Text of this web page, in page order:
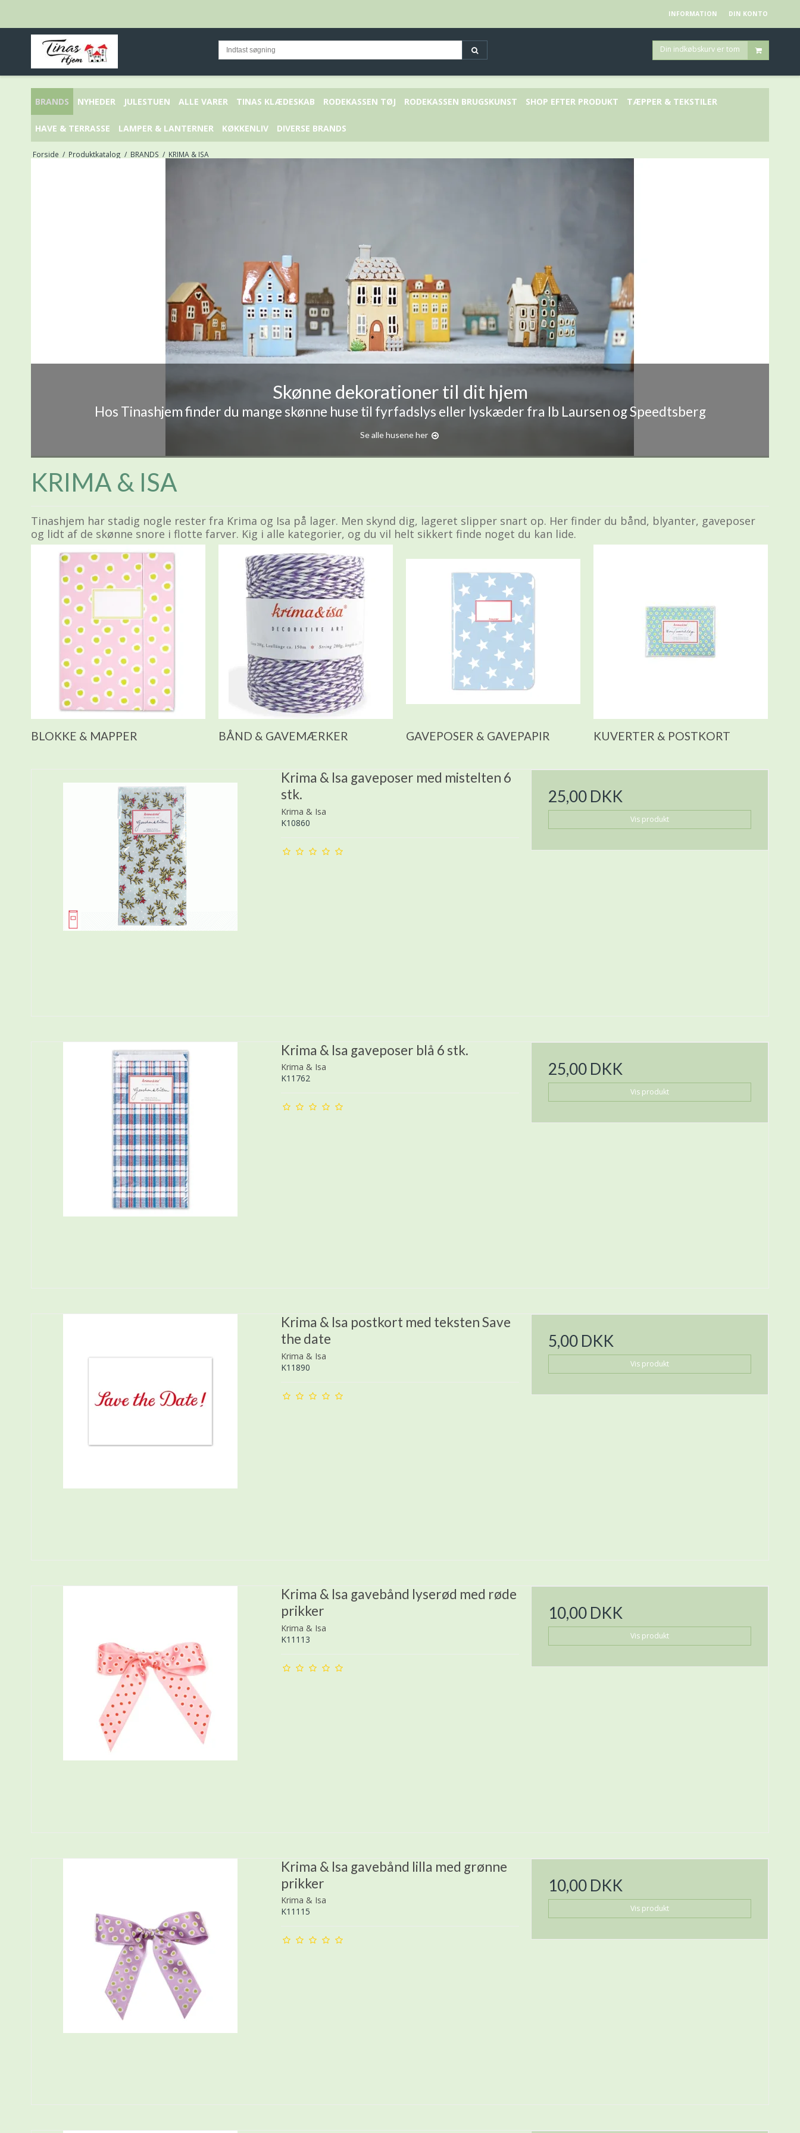
INFORMATION DIN KONTO
Din indkøbskurv er tom
BRANDS NYHEDER JULESTUEN ALLE VARER TINAS KLÆDESKAB RODEKASSEN TØJ RODEKASSEN BRUGSKUNST SHOP EFTER PRODUKT TÆPPER & TEKSTILER
HAVE & TERRASSE LAMPER & LANTERNER KØKKENLIV DIVERSE BRANDS
Forside / Produktkatalog / BRANDS / KRIMA & ISA
Skønne dekorationer til dit hjem
Hos Tinashjem finder du mange skønne huse til fyrfadslys eller lyskæder fra Ib Laursen og Speedtsberg
Se alle husene her
KRIMA & ISA
Tinashjem har stadig nogle rester fra Krima og Isa på lager. Men skynd dig, lageret slipper snart op. Her finder du bånd, blyanter, gaveposer
og lidt af de skønne snore i flotte farver. Kig i alle kategorier, og du vil helt sikkert finde noget du kan lide.
BLOKKE & MAPPER BÅND & GAVEMÆRKER GAVEPOSER & GAVEPAPIR KUVERTER & POSTKORT
Krima & Isa gaveposer med mistelten 6
stk.
Krima & Isa
K10860
25,00 DKK
Vis produkt
Krima & Isa gaveposer blå 6 stk.
Krima & Isa
K11762
25,00 DKK
Vis produkt
Krima & Isa postkort med teksten Save
the date
Krima & Isa
K11890
5,00 DKK
Vis produkt
Krima & Isa gavebånd lyserød med røde
prikker
Krima & Isa
K11113
10,00 DKK
Vis produkt
Krima & Isa gavebånd lilla med grønne
prikker
Krima & Isa
K11115
10,00 DKK
Vis produkt